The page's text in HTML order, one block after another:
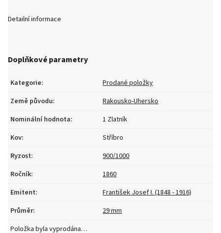
Detailní informace
Doplňkové parametry
Kategorie:
Prodané položky
Země původu:
Rakousko-Uhersko
Nominální hodnota:
1 Zlatník
Kov:
Stříbro
Ryzost:
900/1000
Ročník:
1860
Emitent:
František Josef I. (1848 - 1916)
Průměr:
29 mm
Položka byla vyprodána…